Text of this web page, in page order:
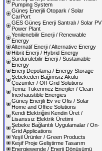
Pumping System
Güneş Enerjili Otopark / Solar
CarPort
GES Güneş Enerji Santralı / Solar PV
Power Plant
Yenilenebilir Enerji / Renewable
Energy
Alternatif Enerji / Alternative Energy
Hibrit Enerji / Hybrid Energy
Sürdürülebilir Enerji / Sustainable
Energy
Enerji Depolama / Energy Storage
Şebekeden Bağımsız Akülü
Çözümler / Off-Grid Solutions
Temiz Tükenmez Enerjiler / Clean
Inexhaustible Energies
Güneş Enerjili Ev ve Ofis / Solar
Home and Office Solutions
Kendi Elektriğini Kendin Üret /
Lisanssız Elektrik Üretimi
Şebeke Bağlantılı Uygulamalar / On-
Grid Applications
Yeşil Ürünler / Green Products
Keşif Proje Geliştirme Tasarım
Energiewende / Enerji Dönüşümü